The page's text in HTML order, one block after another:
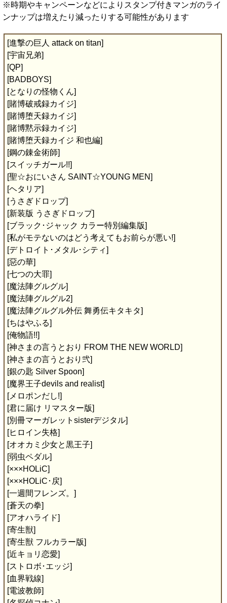
※時期やキャンペーンなどによりスタンプ付きマンガのライ
ンナップは増えたり減ったりする可能性があります
[進撃の巨人 attack on titan]
[宇宙兄弟]
[QP]
[BADBOYS]
[となりの怪物くん]
[賭博破戒録カイジ]
[賭博堕天録カイジ]
[賭博黙示録カイジ]
[賭博堕天録カイジ 和也編]
[鋼の錬金術師]
[スイッチガール!!]
[聖☆おにいさん SAINT☆YOUNG MEN]
[ヘタリア]
[うさぎドロップ]
[新装版 うさぎドロップ]
[ブラック･ジャック カラー特別編集版]
[私がモテないのはどう考えてもお前らが悪い!]
[デトロイト･メタル･シティ]
[惡の華]
[七つの大罪]
[魔法陣グルグル]
[魔法陣グルグル2]
[魔法陣グルグル外伝 舞勇伝キタキタ]
[ちはやふる]
[俺物語!!]
[神さまの言うとおり FROM THE NEW WORLD]
[神さまの言うとおり弐]
[銀の匙 Silver Spoon]
[魔界王子devils and realist]
[メロポンだし!]
[君に届け リマスター版]
[別冊マーガレットsisterデジタル]
[ヒロイン失格]
[オオカミ少女と黒王子]
[弱虫ペダル]
[×××HOLiC]
[×××HOLiC･戻]
[一週間フレンズ。]
[蒼天の拳]
[アオハライド]
[寄生獣]
[寄生獣 フルカラー版]
[近キョリ恋愛]
[ストロボ･エッジ]
[血界戦線]
[電波教師]